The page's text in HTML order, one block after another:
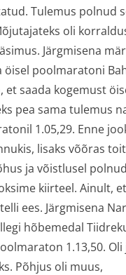
Tulemus polnud
oli
Järgmisena
öisel poolmaratoni
et saada kogemust
pea sama tulemus
1.05,29. Enne
lisaks võõras
ja võistlusel
kiirteel. Ainult,
ees. Järgmisena
hõbemedal
1.13,50.
Põhjus oli muus,